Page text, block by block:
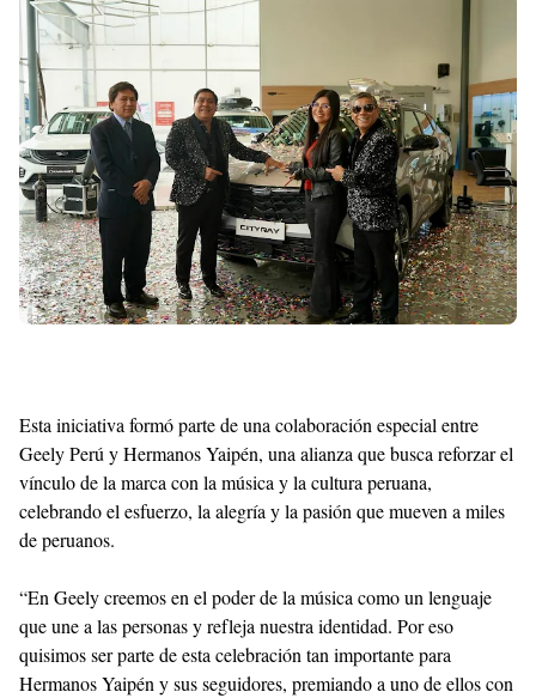
Esta iniciativa formó parte de una colaboración especial entre
Geely Perú y Hermanos Yaipén, una alianza que busca reforzar el
vínculo de la marca con la música y la cultura peruana,
celebrando el esfuerzo, la alegría y la pasión que mueven a miles
de peruanos.
“En Geely creemos en el poder de la música como un lenguaje
que une a las personas y refleja nuestra identidad. Por eso
quisimos ser parte de esta celebración tan importante para
Hermanos Yaipén y sus seguidores, premiando a uno de ellos con